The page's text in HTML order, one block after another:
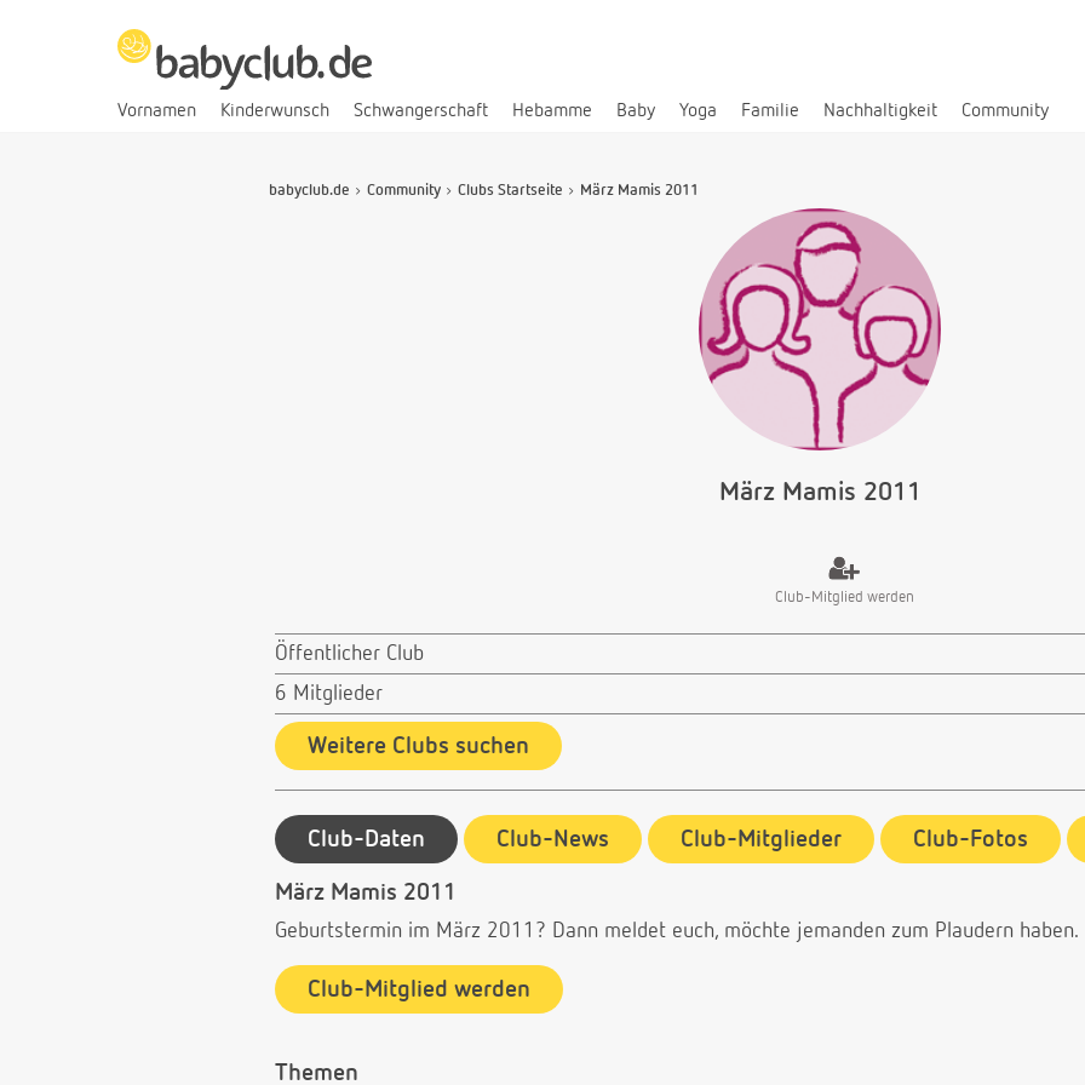
Vornamen Kinderwunsch Schwangerschaft Hebamme Baby Yoga Familie Nachhaltigkeit Community
babyclub.de Community Clubs Startseite März Mamis 2011
März Mamis 2011
Club-Mitglied werden
Öffentlicher Club
6 Mitglieder
Weitere Clubs suchen
Club-Daten Club-News Club-Mitglieder Club-Fotos
März Mamis 2011
Geburtstermin im März 2011? Dann meldet euch, möchte jemanden zum Plaudern haben.
Club-Mitglied werden
Themen